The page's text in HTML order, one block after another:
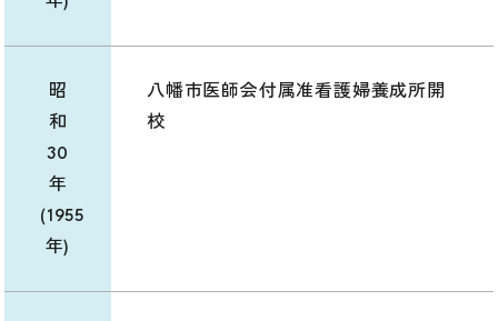
昭
和
30
年
(1955
年)
八幡市医師会付属准看護婦養成所開
校